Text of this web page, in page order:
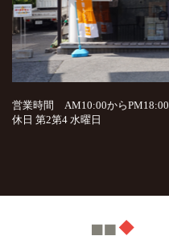
営業時間 AM10:00からPM18:00
休日 第2第4 水曜日